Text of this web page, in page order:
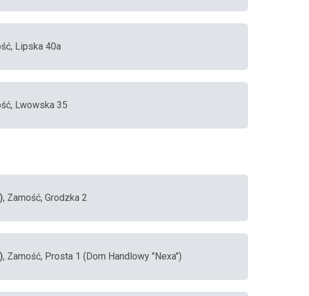
Lipska 40a
Lwowska 35
, Zamość, Grodzka 2
, Zamość, Prosta 1 (Dom Handlowy "Nexa")